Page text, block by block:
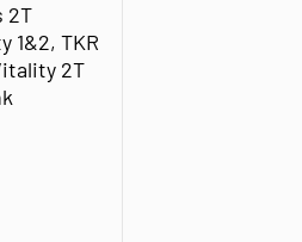
2T
1&2, TKR
2T